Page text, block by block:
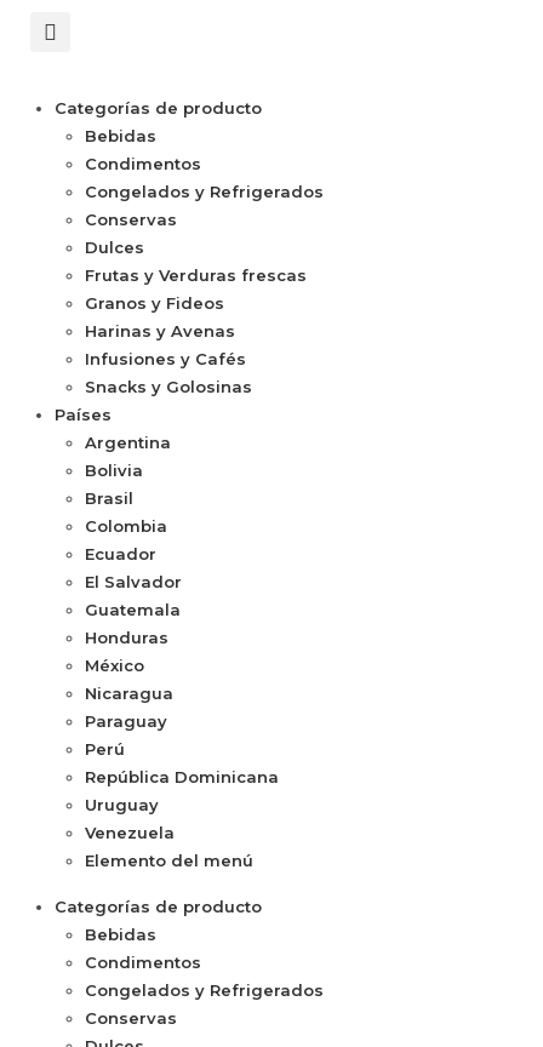
Categorías de producto
Bebidas
Condimentos
Congelados y Refrigerados
Conservas
Dulces
Frutas y Verduras frescas
Granos y Fideos
Harinas y Avenas
Infusiones y Cafés
Snacks y Golosinas
Países
Argentina
Bolivia
Brasil
Colombia
Ecuador
El Salvador
Guatemala
Honduras
México
Nicaragua
Paraguay
Perú
República Dominicana
Uruguay
Venezuela
Elemento del menú
Categorías de producto
Bebidas
Condimentos
Congelados y Refrigerados
Conservas